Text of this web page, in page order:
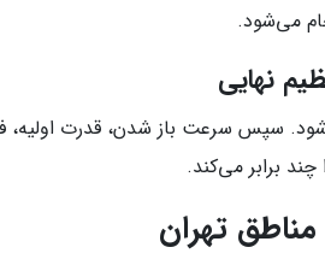
می‌شود.
نهایی
سپس سرعت باز شدن، قدرت اولیه،
برابر می‌کند.
تهران